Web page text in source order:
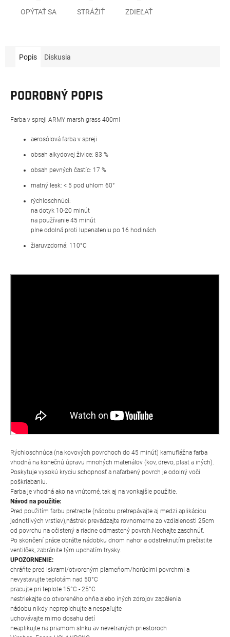
OPÝTAŤ SA STRÁŽIŤ ZDIEĽAŤ
Popis Diskusia
PODROBNÝ POPIS
Farba v spreji ARMY marsh grass 400ml
aerosólová farba v spreji
obsah alkydovej živice: 83 %
obsah pevných častíc: 17 %
matný lesk: < 5 pod uhlom 60°
rýchloschnúci:
na dotyk 10-20 minút
na používanie 45 minút
plne odolná proti lupenateniu po 16 hodinách
žiaruvzdorná: 110°C
Rýchloschnúca (na kovových povrchoch do 45 minút) kamuflážna farba
vhodná na konečnú úpravu mnohých materiálov (kov, drevo, plast a iných).
Poskytuje vysokú kryciu schopnosť a nafarbený povrch je odolný voči
poškriabaniu.
Farba je vhodná ako na vnútorné, tak aj na vonkajšie použitie.
Návod na použitie:
Pred použitím farbu pretrepte (nádobu pretrepávajte aj medzi aplikáciou
jednotlivých vrstiev),nástrek prevádzajte rovnomerne zo vzdialenosti 25cm
od povrchu na očistený a riadne odmastený povrch.Nechajte zaschnúť.
Po skončení práce obráťte nádobku dnom nahor a odstreknutím prečistite
ventilček, zabránite tým upchatím trysky.
UPOZORNENIE:
chráňte pred iskrami/otvoreným plameňom/horúcimi povrchmi a
nevystavujte teplotám nad 50°C
pracujte pri teplote 15°C - 25°C
nestriekajte do otvoreného ohňa alebo iných zdrojov zapálenia
nádobu nikdy neprepichujte a nespaľujte
uchovávajte mimo dosahu detí
neaplikujte na priamom slnku av nevetraných priestoroch